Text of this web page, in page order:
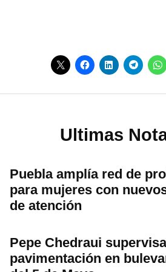
Ultimas
Puebla amplía red de
para mujeres con
de atención
Pepe Chedraui
pavimentación en